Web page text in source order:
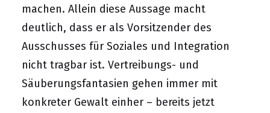
machen. Allein diese Aussage macht
deutlich, dass er als Vorsitzender des
Ausschusses für Soziales und Integration
nicht tragbar ist. Vertreibungs- und
Säuberungsfantasien gehen immer mit
konkreter Gewalt einher – bereits jetzt